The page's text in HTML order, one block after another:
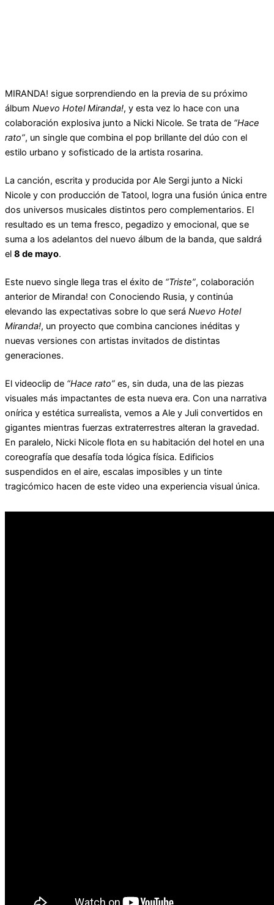
MIRANDA! sigue sorprendiendo en la previa de su próximo
álbum Nuevo Hotel Miranda!, y esta vez lo hace con una
colaboración explosiva junto a Nicki Nicole. Se trata de “Hace
rato”, un single que combina el pop brillante del dúo con el
estilo urbano y sofisticado de la artista rosarina.
La canción, escrita y producida por Ale Sergi junto a Nicki
Nicole y con producción de Tatool, logra una fusión única entre
dos universos musicales distintos pero complementarios. El
resultado es un tema fresco, pegadizo y emocional, que se
suma a los adelantos del nuevo álbum de la banda, que saldrá
el 8 de mayo.
Este nuevo single llega tras el éxito de “Triste”, colaboración
anterior de Miranda! con Conociendo Rusia, y continúa
elevando las expectativas sobre lo que será Nuevo Hotel
Miranda!, un proyecto que combina canciones inéditas y
nuevas versiones con artistas invitados de distintas
generaciones.
El videoclip de “Hace rato” es, sin duda, una de las piezas
visuales más impactantes de esta nueva era. Con una narrativa
onírica y estética surrealista, vemos a Ale y Juli convertidos en
gigantes mientras fuerzas extraterrestres alteran la gravedad.
En paralelo, Nicki Nicole flota en su habitación del hotel en una
coreografía que desafía toda lógica física. Edificios
suspendidos en el aire, escalas imposibles y un tinte
tragicómico hacen de este video una experiencia visual única.